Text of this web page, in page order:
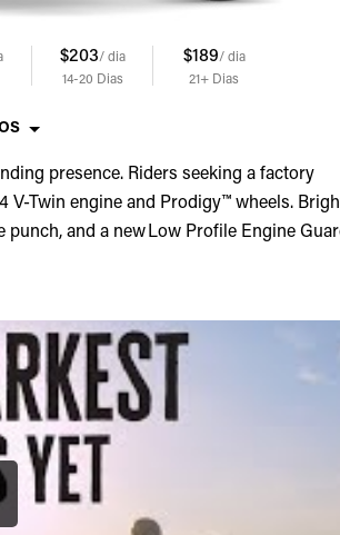
$203/ dia
14-20 Dias
$189/ dia
21+ Dias
presence. Riders seeking a factory
V-Twin engine and Prodigy™ wheels.
and a new Low Profile Engine